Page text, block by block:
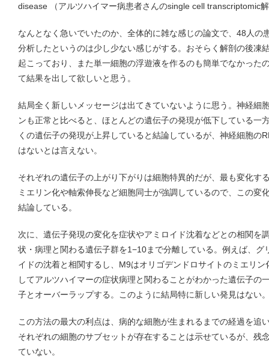
disease （アルツハイマー病患者さんのsingle cell transcriptomic
なんとなく急いでいたのか、全体的に雑な感じの論文で、48人の
分析したというのは少し少ない感じがする。おそらく解剖の後凍
起こっており、また単一細胞の浮遊液を作るのも簡単でなかった
て結果を出して欲しいと思う。
結局全く新しいメッセージは出てきていないように思う。神経細
ンも正常と比べると、ほとんどの遺伝子の発現が低下している一
くの遺伝子の発現が上昇していると結論しているが、神経細胞の
はないとは言えない。
それぞれの遺伝子の上がり下がりは細胞特異的だが、最も変化す
ミエリン化や軸索伸長など細胞同士が強調しているので、この変
結論している。
次に、遺伝子発現の変化を症状やアミロイド沈着などとの相関を
状・病理と関わる遺伝子群を1−10まで分離している。例えば、グ
イドの沈着と相関するし、M9はオリゴデンドロサイトのミエリ
してアルツハイマーの症状病理と関わることがわかった遺伝子の
子とオーバーラップする。このように結局特に新しい発見はない
この方法の最大の利点は、病的な細胞が生まれるまでの経過を追
それぞれの細胞のサブセットが存在することは示せているが、残
ていない。